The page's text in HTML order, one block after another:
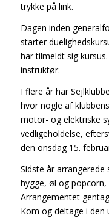
trykke på link.
Dagen inden
starter
har tilmeldt sig
instruktør.
I flere år har
hvor nogle af
motor- og elektriske
vedligeholdelse,
den onsdag 15.
Sidste år
hygge, øl og
Arrangementet
Kom og deltage i den